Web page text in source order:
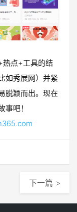
热点+工具的结
如秀展网）并紧
脱颖而出。现在
吧！
下一篇 >